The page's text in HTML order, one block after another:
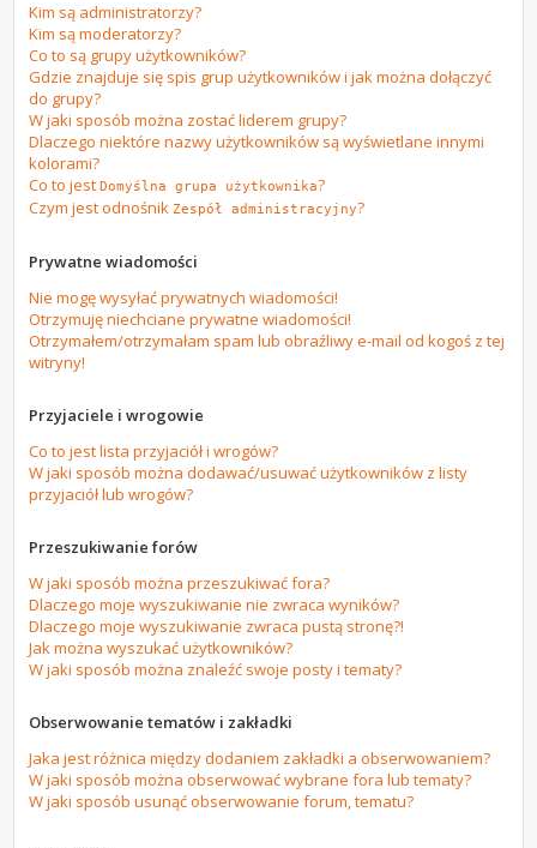
Kim są administratorzy?
Kim są moderatorzy?
Co to są grupy użytkowników?
Gdzie znajduje się spis grup użytkowników i jak można dołączyć
do grupy?
W jaki sposób można zostać liderem grupy?
Dlaczego niektóre nazwy użytkowników są wyświetlane innymi
kolorami?
Co to jestDomyślna grupa użytkownika?
Czym jest odnośnikZespół administracyjny?
Prywatne wiadomości
Nie mogę wysyłać prywatnych wiadomości!
Otrzymuję niechciane prywatne wiadomości!
Otrzymałem/otrzymałam spam lub obraźliwy e-mail od kogoś z tej
witryny!
Przyjaciele i wrogowie
Co to jest lista przyjaciół i wrogów?
W jaki sposób można dodawać/usuwać użytkowników z listy
przyjaciół lub wrogów?
Przeszukiwanie forów
W jaki sposób można przeszukiwać fora?
Dlaczego moje wyszukiwanie nie zwraca wyników?
Dlaczego moje wyszukiwanie zwraca pustą stronę?!
Jak można wyszukać użytkowników?
W jaki sposób można znaleźć swoje posty i tematy?
Obserwowanie tematów i zakładki
Jaka jest różnica między dodaniem zakładki a obserwowaniem?
W jaki sposób można obserwować wybrane fora lub tematy?
W jaki sposób usunąć obserwowanie forum, tematu?